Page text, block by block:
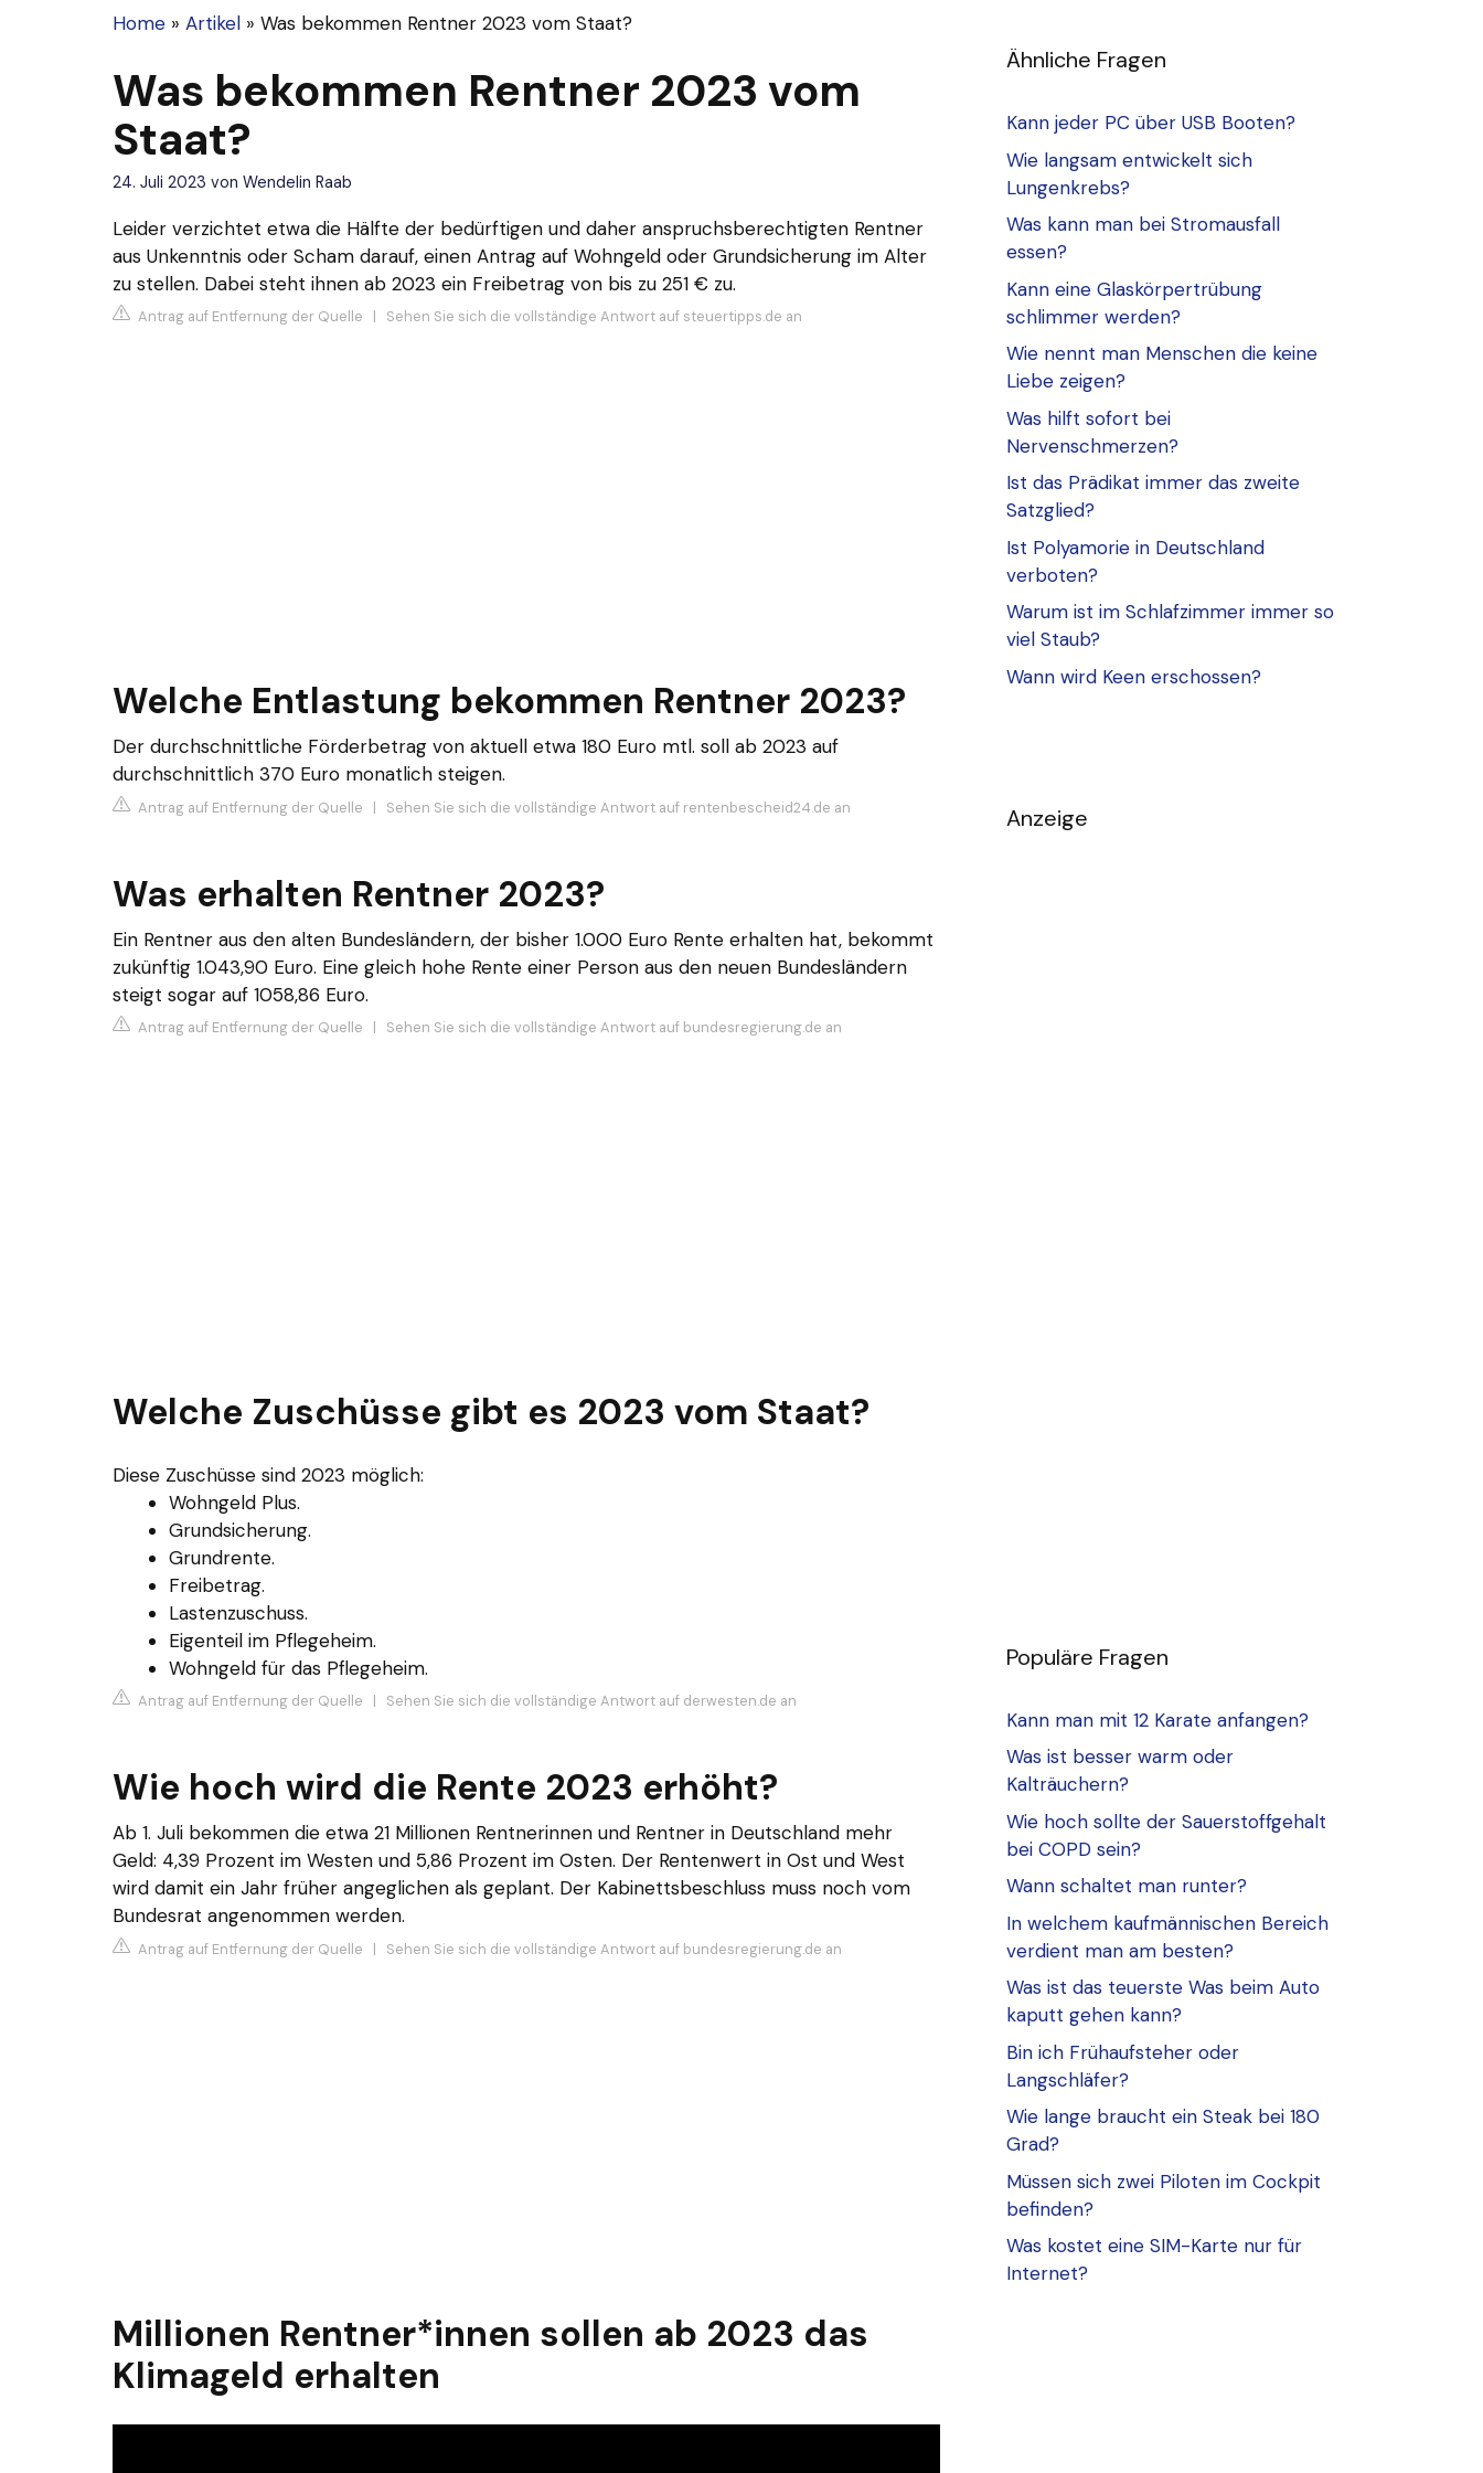
Home » Artikel » Was bekommen Rentner 2023 vom Staat?
Was bekommen Rentner 2023 vom
Staat?
24. Juli 2023 von Wendelin Raab
Leider verzichtet etwa die Hälfte der bedürftigen und daher anspruchsberechtigten Rentner
aus Unkenntnis oder Scham darauf, einen Antrag auf Wohngeld oder Grundsicherung im Alter
zu stellen. Dabei steht ihnen ab 2023 ein Freibetrag von bis zu 251 € zu.
Antrag auf Entfernung der Quelle | Sehen Sie sich die vollständige Antwort auf steuertipps.de an
Welche Entlastung bekommen Rentner 2023?
Der durchschnittliche Förderbetrag von aktuell etwa 180 Euro mtl. soll ab 2023 auf
durchschnittlich 370 Euro monatlich steigen.
Antrag auf Entfernung der Quelle | Sehen Sie sich die vollständige Antwort auf rentenbescheid24.de an
Was erhalten Rentner 2023?
Ein Rentner aus den alten Bundesländern, der bisher 1.000 Euro Rente erhalten hat, bekommt
zukünftig 1.043,90 Euro. Eine gleich hohe Rente einer Person aus den neuen Bundesländern
steigt sogar auf 1058,86 Euro.
Antrag auf Entfernung der Quelle | Sehen Sie sich die vollständige Antwort auf bundesregierung.de an
Welche Zuschüsse gibt es 2023 vom Staat?
Diese Zuschüsse sind 2023 möglich:
Wohngeld Plus.
Grundsicherung.
Grundrente.
Freibetrag.
Lastenzuschuss.
Eigenteil im Pflegeheim.
Wohngeld für das Pflegeheim.
Antrag auf Entfernung der Quelle | Sehen Sie sich die vollständige Antwort auf derwesten.de an
Wie hoch wird die Rente 2023 erhöht?
Ab 1. Juli bekommen die etwa 21 Millionen Rentnerinnen und Rentner in Deutschland mehr
Geld: 4,39 Prozent im Westen und 5,86 Prozent im Osten. Der Rentenwert in Ost und West
wird damit ein Jahr früher angeglichen als geplant. Der Kabinettsbeschluss muss noch vom
Bundesrat angenommen werden.
Antrag auf Entfernung der Quelle | Sehen Sie sich die vollständige Antwort auf bundesregierung.de an
Millionen Rentner*innen sollen ab 2023 das
Klimageld erhalten
Ähnliche Fragen
Kann jeder PC über USB Booten?
Wie langsam entwickelt sich
Lungenkrebs?
Was kann man bei Stromausfall
essen?
Kann eine Glaskörpertrübung
schlimmer werden?
Wie nennt man Menschen die keine
Liebe zeigen?
Was hilft sofort bei
Nervenschmerzen?
Ist das Prädikat immer das zweite
Satzglied?
Ist Polyamorie in Deutschland
verboten?
Warum ist im Schlafzimmer immer so
viel Staub?
Wann wird Keen erschossen?
Anzeige
Populäre Fragen
Kann man mit 12 Karate anfangen?
Was ist besser warm oder
Kalträuchern?
Wie hoch sollte der Sauerstoffgehalt
bei COPD sein?
Wann schaltet man runter?
In welchem kaufmännischen Bereich
verdient man am besten?
Was ist das teuerste Was beim Auto
kaputt gehen kann?
Bin ich Frühaufsteher oder
Langschläfer?
Wie lange braucht ein Steak bei 180
Grad?
Müssen sich zwei Piloten im Cockpit
befinden?
Was kostet eine SIM-Karte nur für
Internet?